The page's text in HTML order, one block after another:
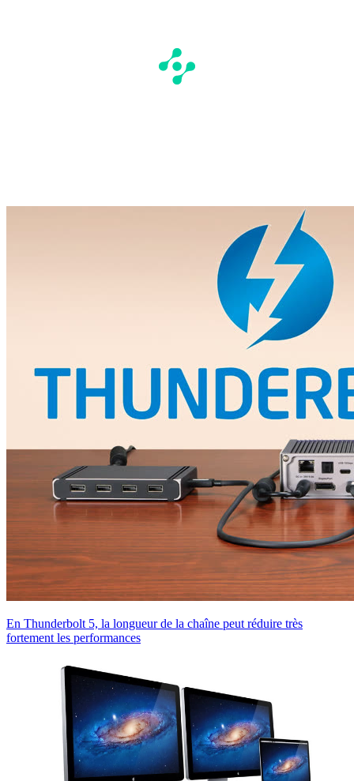
En Thunderbolt 5, la longueur de la chaîne peut réduire très
fortement les performances